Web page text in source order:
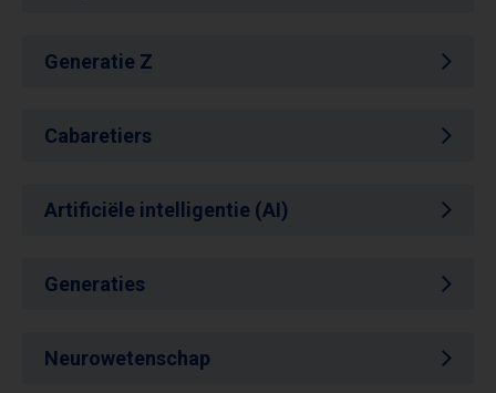
Generatie Z
Cabaretiers
Artificiële intelligentie (AI)
Generaties
Neurowetenschap